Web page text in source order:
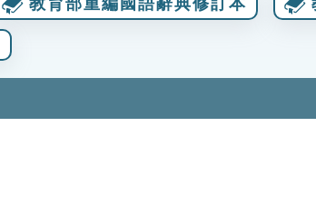
教育部重編國語辭典修訂本